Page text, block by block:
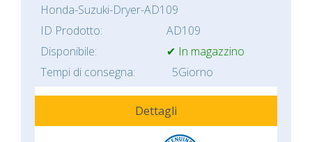
Honda-Suzuki-Dryer-AD109
ID Prodotto:
AD109
Disponibile:
✔ In magazzino
Tempi di consegna:
5Giorno
Dettagli